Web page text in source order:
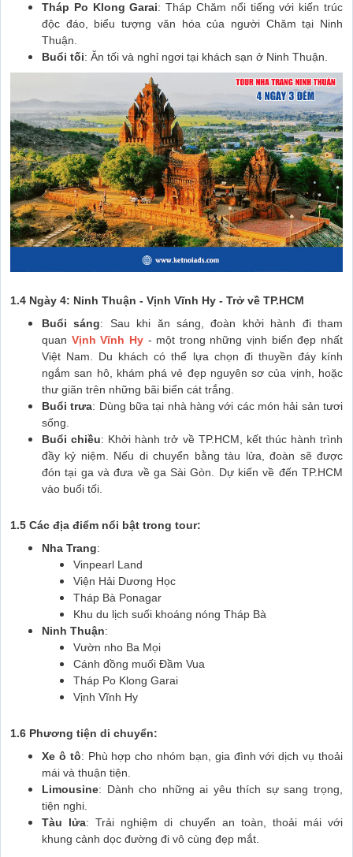
Tháp Po Klong Garai: Tháp Chăm nổi tiếng với kiến trúc
độc đáo, biểu tượng văn hóa của người Chăm tại Ninh
Thuận.
Buổi tối: Ăn tối và nghỉ ngơi tại khách sạn ở Ninh Thuận.
1.4 Ngày 4: Ninh Thuận - Vịnh Vĩnh Hy - Trở về TP.HCM
Buổi sáng: Sau khi ăn sáng, đoàn khởi hành đi tham
quan Vịnh Vĩnh Hy- một trong những vịnh biển đẹp nhất
Việt Nam. Du khách có thể lựa chọn đi thuyền đáy kính
ngắm san hô, khám phá vẻ đẹp nguyên sơ của vịnh, hoặc
thư giãn trên những bãi biển cát trắng.
Buổi trưa: Dùng bữa tại nhà hàng với các món hải sản tươi
sống.
Buổi chiều: Khởi hành trở về TP.HCM, kết thúc hành trình
đầy kỷ niệm. Nếu di chuyển bằng tàu lửa, đoàn sẽ được
đón tại ga và đưa về ga Sài Gòn. Dự kiến về đến TP.HCM
vào buổi tối.
1.5 Các địa điểm nổi bật trong tour:
Nha Trang:
Vinpearl Land
Viện Hải Dương Học
Tháp Bà Ponagar
Khu du lịch suối khoáng nóng Tháp Bà
Ninh Thuận:
Vườn nho Ba Mọi
Cánh đồng muối Đầm Vua
Tháp Po Klong Garai
Vịnh Vĩnh Hy
1.6 Phương tiện di chuyển:
Xe ô tô: Phù hợp cho nhóm bạn, gia đình với dịch vụ thoải
mái và thuận tiện.
Limousine: Dành cho những ai yêu thích sự sang trọng,
tiện nghi.
Tàu lửa: Trải nghiệm di chuyển an toàn, thoải mái với
khung cảnh dọc đường đi vô cùng đẹp mắt.